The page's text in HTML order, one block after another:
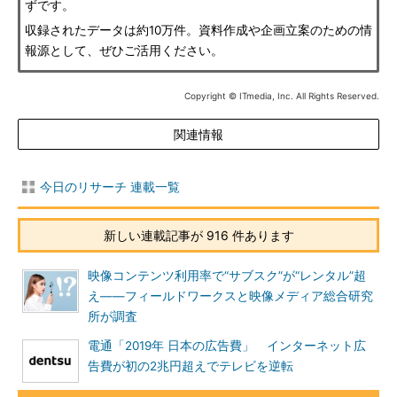
ずです。
収録されたデータは約10万件。資料作成や企画立案のための情
報源として、ぜひご活用ください。
Copyright © ITmedia, Inc. All Rights Reserved.
関連情報
今日のリサーチ 連載一覧
新しい連載記事が 916 件あります
映像コンテンツ利用率で“サブスク”が“レンタル”超
え――フィールドワークスと映像メディア総合研究
所が調査
電通「2019年 日本の広告費」 インターネット広
告費が初の2兆円超えでテレビを逆転